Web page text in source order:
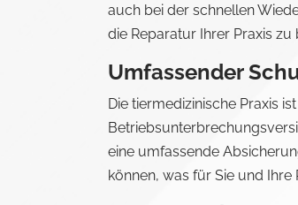
auch bei der schnellen
die Reparatur Ihrer Praxis
Umfassender
Die tiermedizinische Praxis
eine umfassende
können, was für Sie und Ihre